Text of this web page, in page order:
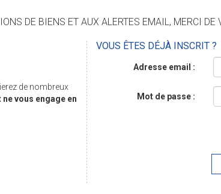
DE BIENS ET AUX ALERTES EMAIL, MERCI DE
de nombreux
vous engage en
VOUS ÊTES DÉJÀ INSCRIT ?
Adresse email :
Mot de passe :